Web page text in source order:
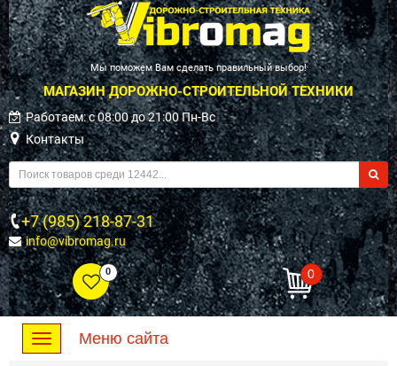
Мы поможем Вам сделать правильный выбор!
МАГАЗИН ДОРОЖНО-СТРОИТЕЛЬНОЙ ТЕХНИКИ
Работаем: c 08:00 до 21:00 Пн-Вс
Контакты
+7 (985) 218-87-31
info@vibromag.ru
0 0
Toggle
navigation
Меню сайта